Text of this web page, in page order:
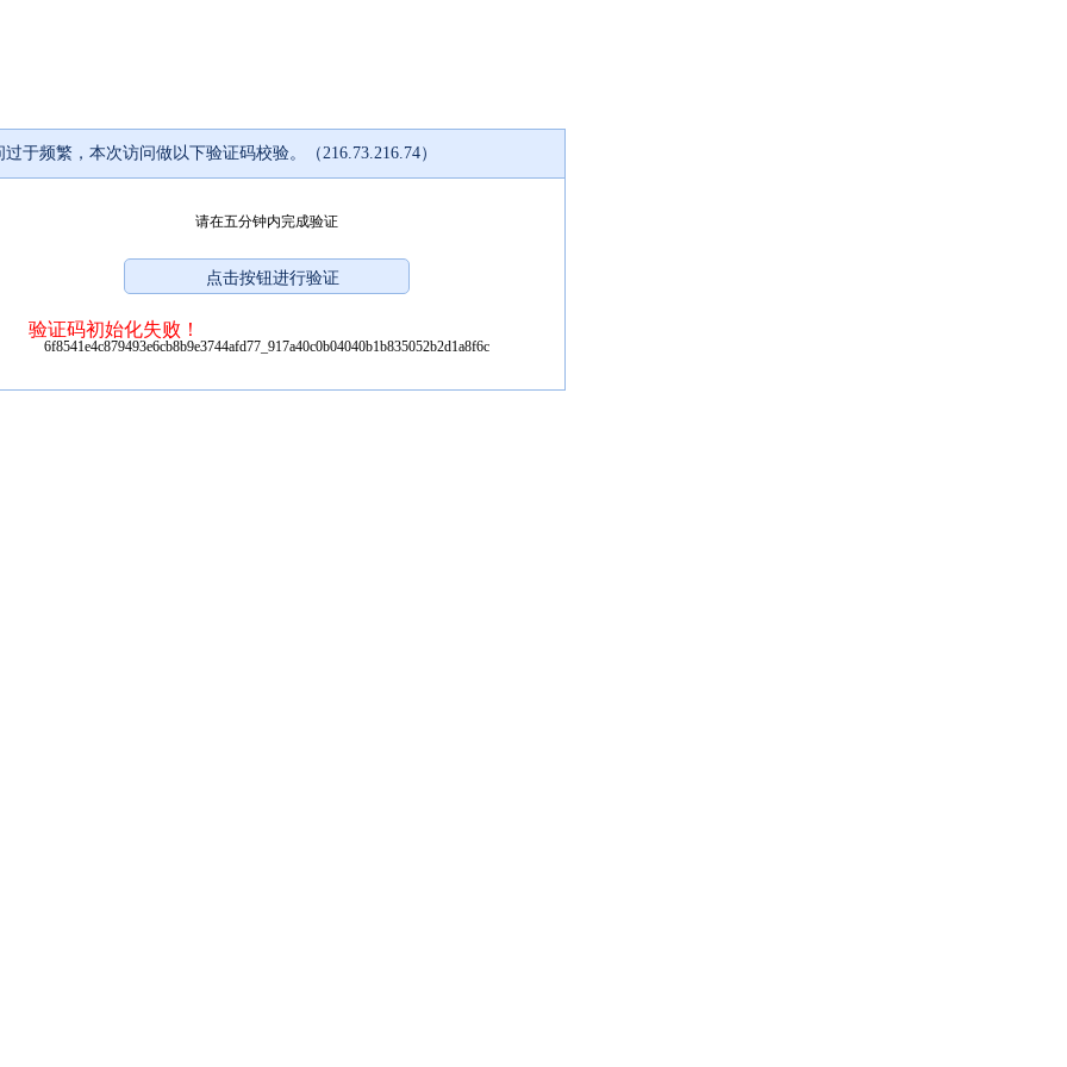
过于频繁，本次访问做以下验证码校验。（216.73.216.74）
请在五分钟内完成验证
验证码初始化失败！
6f8541e4c879493e6cb8b9e3744afd77_917a40c0b04040b1b835052b2d1a8f6c